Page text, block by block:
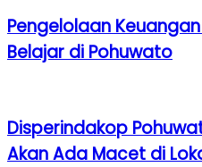
Pengelolaan
Belajar di Pohuwato
Disperindakop
Akan Ada Macet di